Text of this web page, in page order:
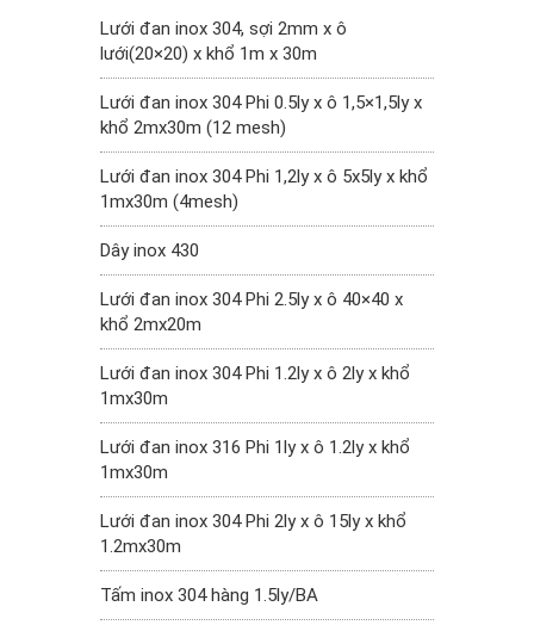
Lưới đan inox 304, sợi 2mm x ô
lưới(20×20) x khổ 1m x 30m
Lưới đan inox 304 Phi 0.5ly x ô 1,5×1,5ly x
khổ 2mx30m (12 mesh)
Lưới đan inox 304 Phi 1,2ly x ô 5x5ly x khổ
1mx30m (4mesh)
Dây inox 430
Lưới đan inox 304 Phi 2.5ly x ô 40×40 x
khổ 2mx20m
Lưới đan inox 304 Phi 1.2ly x ô 2ly x khổ
1mx30m
Lưới đan inox 316 Phi 1ly x ô 1.2ly x khổ
1mx30m
Lưới đan inox 304 Phi 2ly x ô 15ly x khổ
1.2mx30m
Tấm inox 304 hàng 1.5ly/BA